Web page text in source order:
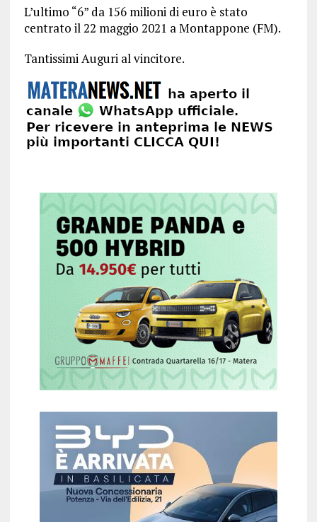
L’ultimo “6” da 156 milioni di euro è stato
centrato il 22 maggio 2021 a Montappone (FM).
Tantissimi Auguri al vincitore.